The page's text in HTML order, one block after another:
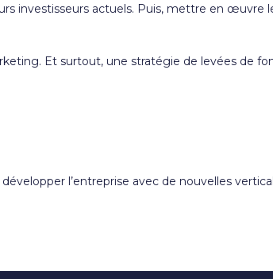
investisseurs actuels. Puis, mettre en
Et surtout, une stratégie de levées de
l’entreprise avec de nouvelles